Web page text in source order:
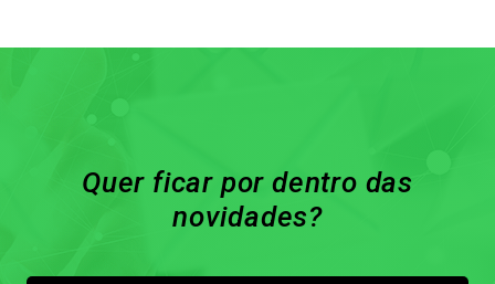
Quer ficar por dentro das
novidades?